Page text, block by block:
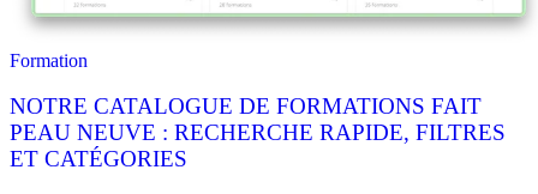
Formation
NOTRE CATALOGUE DE FORMATIONS FAIT
PEAU NEUVE : RECHERCHE RAPIDE, FILTRES
ET CATÉGORIES